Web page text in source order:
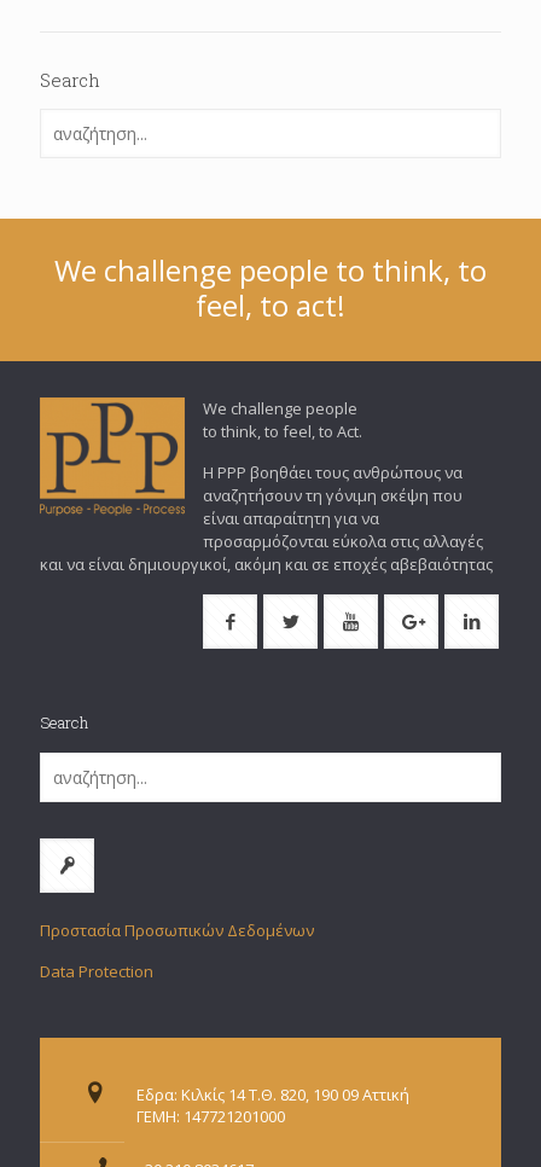
Search
We challenge people to think, to
feel, to act!
We challenge people
to think, to feel, to Act.
Η PPP βοηθάει τους ανθρώπους να
αναζητήσουν τη γόνιμη σκέψη που
είναι απαραίτητη για να
προσαρμόζονται εύκολα στις αλλαγές
και να είναι δημιουργικοί, ακόμη και σε εποχές αβεβαιότητας
Search
Προστασία Προσωπικών Δεδομένων
Data Protection
Εδρα: Κιλκίς 14 Τ.Θ. 820, 190 09 Αττική
ΓΕΜΗ: 147721201000